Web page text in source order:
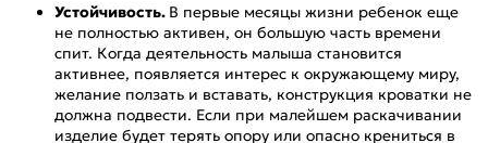
Устойчивость. В первые месяцы жизни ребенок еще
не полностью активен, он большую часть времени
спит. Когда деятельность малыша становится
активнее, появляется интерес к окружающему миру,
желание ползать и вставать, конструкция кроватки не
должна подвести. Если при малейшем раскачивании
изделие будет терять опору или опасно крениться в